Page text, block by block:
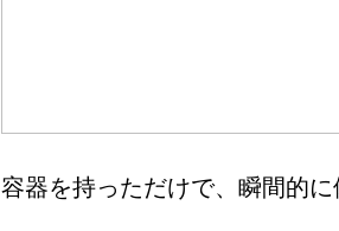
容器を持っただけで、瞬間的